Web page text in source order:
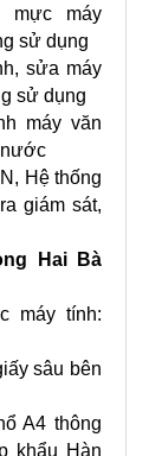
mực máy
sử dụng
sửa máy
sử dụng
máy văn
nước
Hệ thống
giám sát,
Hai Bà
máy tính:
sâu bên
A4 thông
khẩu Hàn